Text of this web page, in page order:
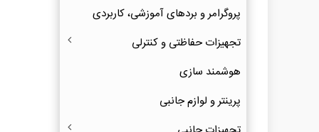
پروگرامر و بردهای آموزشی، کاربردی
تجهیزات حفاظتی و کنترلی
هوشمند سازی
پرینتر و لوازم جانبی